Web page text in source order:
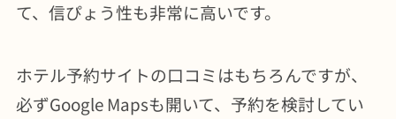
て、信ぴょう性も非常に高いです。
ホテル予約サイトの口コミはもちろんですが、
必ずGoogle Mapsも開いて、予約を検討してい